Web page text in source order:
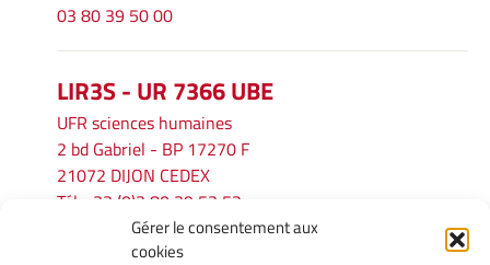
Gérer le consentement aux
cookies
03 80 39 50 00
LIR3S - UR 7366 UBE
UFR sciences humaines
2 bd Gabriel - BP 17270 F
21072 DIJON CEDEX
Tél. : 33 (0)3 80 39 53 52
lir3s@u-bourgogne.fr